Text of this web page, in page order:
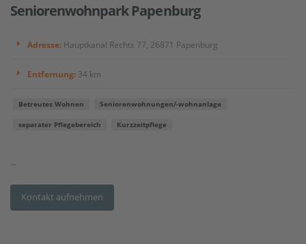
Seniorenwohnpark Papenburg
Adresse: Hauptkanal Rechts 77, 26871 Papenburg
Entfernung: 34 km
Betreutes Wohnen Seniorenwohnungen/-wohnanlage
separater Pflegebereich Kurzzeitpflege
...
Kontakt aufnehmen